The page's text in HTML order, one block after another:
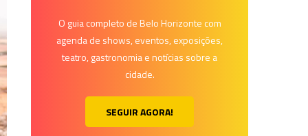
O guia completo de Belo Horizonte com
agenda de shows, eventos, exposições,
teatro, gastronomia e notícias sobre a
cidade.
SEGUIR AGORA!